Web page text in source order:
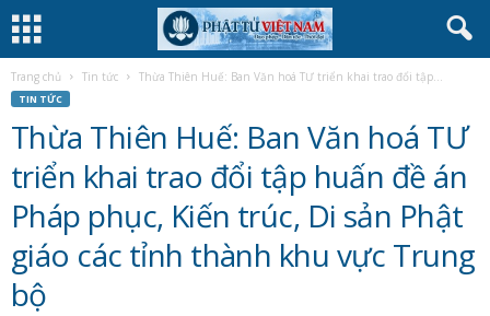
Trang chủ Tin tức Thừa Thiên Huế: Ban Văn hoá TƯ triển khai trao đổi tập...
TIN TỨC
Thừa Thiên Huế: Ban Văn hoá TƯ
triển khai trao đổi tập huấn đề án
Pháp phục, Kiến trúc, Di sản Phật
giáo các tỉnh thành khu vực Trung
bộ